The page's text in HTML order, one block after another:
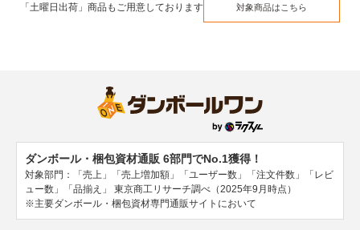
「土曜日出荷」商品もご用意しております 対象商品はこちら
ダンボール・梱包資材通販 6部門でNo.1獲得！
対象部門：「売上」「売上増加額」「ユーザー数」「注文件数」「レビ
ュー数」「品揃え」
東京商工リサーチ調べ（2025年9月時点）
※主要ダンボール・梱包資材専門通販サイトにおいて